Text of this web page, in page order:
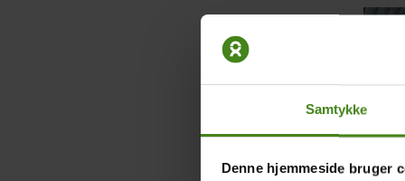
Samtykke
Denne hjemmeside bruger